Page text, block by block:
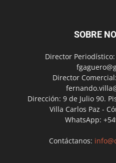
SOBRE
Director
Director
Dirección: 9 de Julio 90.
Villa Carlos Paz -
WhatsApp:
Contáctanos: